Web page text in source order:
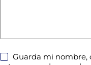
Guarda mi nombre,